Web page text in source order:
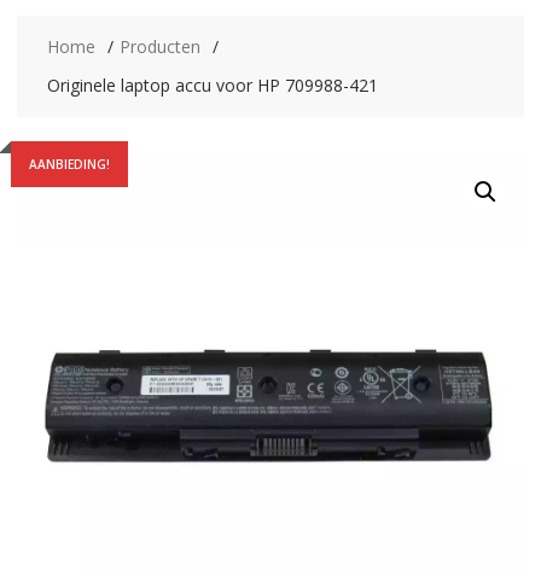
Home
Producten
Originele laptop accu voor HP 709988-421
AANBIEDING!